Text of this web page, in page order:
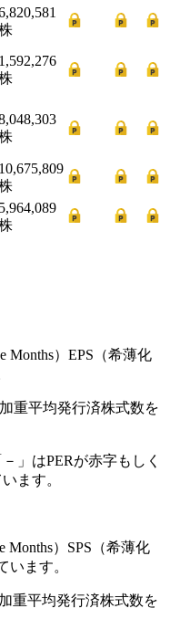
1,592,276
10,675,809
5,964,089
Months）EPS（希薄化
重平均発行済株式数を
－ 」はPERが赤字もしく
ます。
Months）SPS（希薄化
います。
重平均発行済株式数を